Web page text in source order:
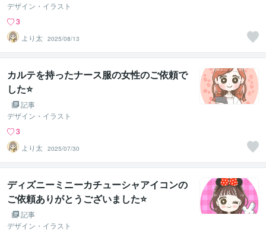
デザイン・イラスト
3
より太
2025/08/13
カルテを持ったナース服の女性のご依頼で
した⭐
記事
デザイン・イラスト
3
より太
2025/07/30
ディズニーミニーカチューシャアイコンの
ご依頼ありがとうございました⭐
記事
デザイン・イラスト